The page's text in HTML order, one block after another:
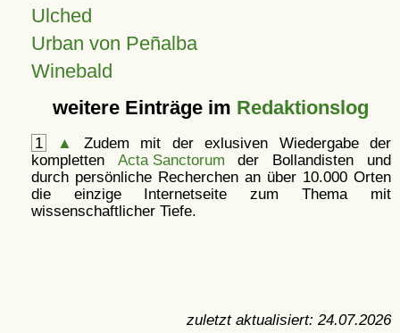
Ulched
Urban von Peñalba
Winebald
weitere Einträge im Redaktionslog
1 ▲
Zudem mit der exlusiven Wiedergabe der
kompletten Acta Sanctorum der Bollandisten und
durch persönliche Recherchen an über 10.000 Orten
die einzige Internetseite zum Thema mit
wissenschaftlicher Tiefe.
zuletzt aktualisiert: 24.07.2026